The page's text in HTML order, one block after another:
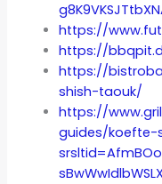
https://
https://
https://
shish-taouk/
https://
guides/koefte-